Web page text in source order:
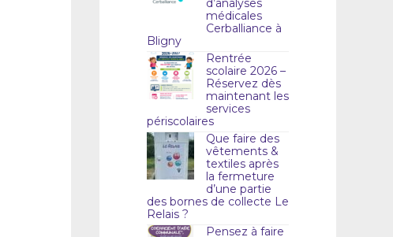
d’analyses
médicales
Cerballiance à
Bligny
Rentrée
scolaire 2026 –
Réservez dès
maintenant les
services
périscolaires
Que faire des
vêtements &
textiles après
la fermeture
d’une partie
des bornes de collecte Le
Relais ?
Pensez à faire